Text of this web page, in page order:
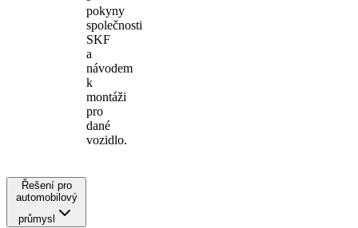
pokyny
společnosti
SKF
a
návodem
k
montáži
pro
dané
vozidlo.
Řešení pro
automobilový
průmysl